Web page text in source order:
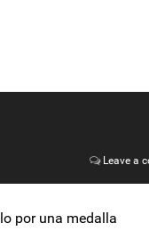
Leave a
por una medalla